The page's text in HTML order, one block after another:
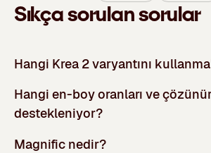
Sıkça sorulan sorular
Hangi Krea 2 varyantını
Hangi en-boy oranları ve
destekleniyor?
Magnific nedir?